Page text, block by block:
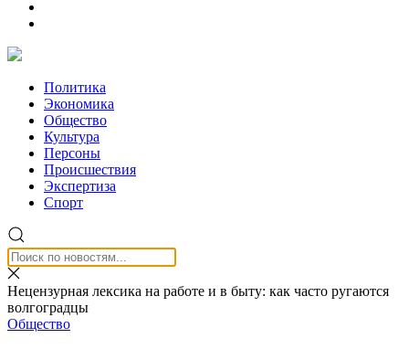
Политика
Экономика
Общество
Культура
Персоны
Происшествия
Экспертиза
Спорт
Нецензурная лексика на работе и в быту: как часто ругаются
волгоградцы
Общество